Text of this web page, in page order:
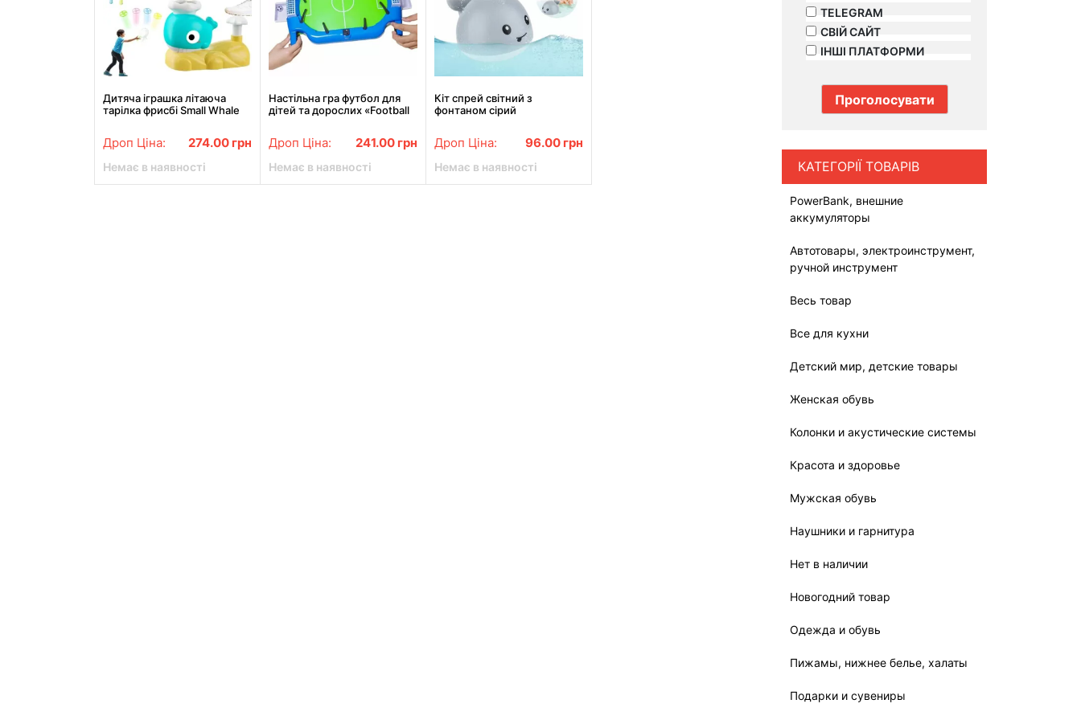
Дитяча іграшка літаюча
тарілка фрисбі Small Whale
Дроп Ціна: 274.00 грн
Немає в наявності
Настільна гра футбол для
дітей та дорослих «Football
Дроп Ціна: 241.00 грн
Немає в наявності
Кіт спрей світний з
фонтаном сірий
Дроп Ціна: 96.00 грн
Немає в наявності
TELEGRAM
СВІЙ САЙТ
ІНШІ ПЛАТФОРМИ
КАТЕГОРІЇ ТОВАРІВ
PowerBank, внешние
аккумуляторы
Автотовары, электроинструмент,
ручной инструмент
Весь товар
Все для кухни
Детский мир, детские товары
Женская обувь
Колонки и акустические системы
Красота и здоровье
Мужская обувь
Наушники и гарнитура
Нет в наличии
Новогодний товар
Одежда и обувь
Пижамы, нижнее белье, халаты
Подарки и сувениры